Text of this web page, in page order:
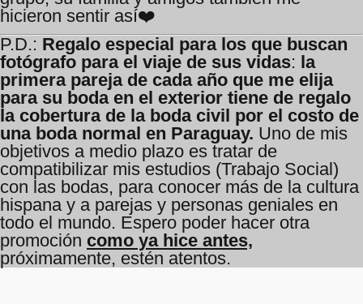
hicieron sentir así❤️
P.D.: Regalo especial para los que buscan
fotógrafo para el viaje de sus vidas: la
primera pareja de cada año que me elija
para su boda en el exterior tiene de regalo
la cobertura de la boda civil por el costo de
una boda normal en Paraguay. Uno de mis
objetivos a medio plazo es tratar de
compatibilizar mis estudios (Trabajo Social)
con las bodas, para conocer más de la cultura
hispana y a parejas y personas geniales en
todo el mundo. Espero poder hacer otra
promoción como ya hice antes,
próximamente, estén atentos.